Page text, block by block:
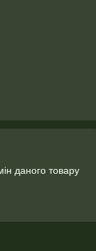
даного товару